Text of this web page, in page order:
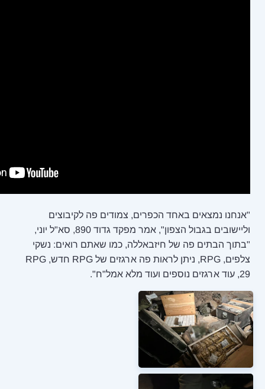
צמודים פה לקיבוצים
וליישובים בגבול הצפון", אמר מפקד גדוד 890, סא"ל יוני,
כמו שאתם רואים: נשקי
צלפים, RPG, ניתן לראות פה ארגזים של RPG חדש, RPG